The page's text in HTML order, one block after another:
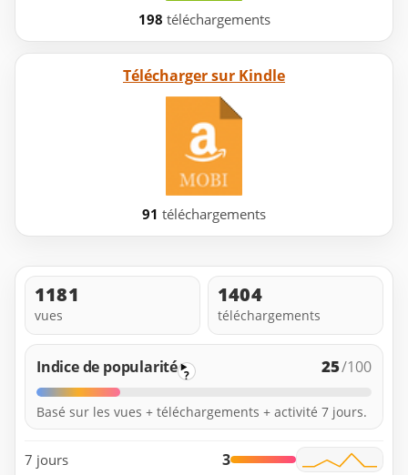
198 téléchargements
Télécharger sur Kindle
91 téléchargements
1181
vues
1404
téléchargements
Indice de popularité ? 25/100
Basé sur les vues + téléchargements + activité 7 jours.
7 jours 3